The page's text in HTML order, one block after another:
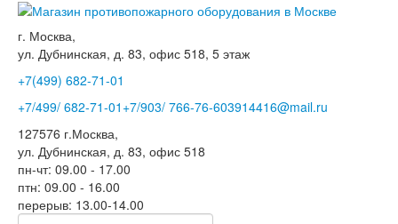
г. Москва,
ул. Дубнинская, д. 83, офис 518, 5 этаж
+7(499) 682-71-01
+7/499/ 682-71-01 +7/903/ 766-76-603914416@mail.ru
127576 г.Москва,
ул. Дубнинская, д. 83, офис 518
пн-чт: 09.00 - 17.00
птн: 09.00 - 16.00
перерыв: 13.00-14.00